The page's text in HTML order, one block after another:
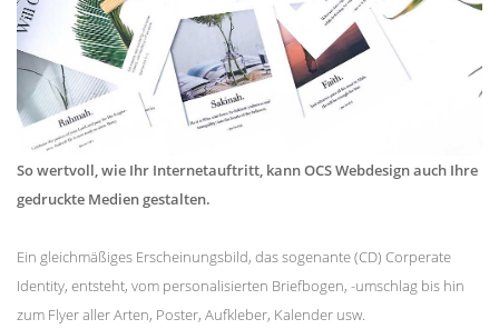
So wertvoll, wie Ihr Internetauftritt, kann OCS Webdesign auch Ihre
gedruckte Medien gestalten.
Ein gleichmäßiges Erscheinungsbild, das sogenante (CD) Corperate
Identity, entsteht, vom personalisierten Briefbogen, -umschlag bis hin
zum Flyer aller Arten, Poster, Aufkleber, Kalender usw.